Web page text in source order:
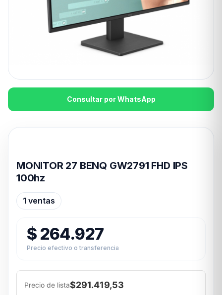
Consultar por WhatsApp
MONITOR 27 BENQ GW2791 FHD IPS
100hz
1 ventas
$ 264.927
Precio efectivo o transferencia
Precio de lista$291.419,53